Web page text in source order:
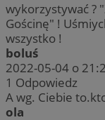
wykorzystywać ?
Gościnę" !
wszystko !
boluś
2022-05-04 o
1 Odpowiedz
A wg. Ciebie
ola